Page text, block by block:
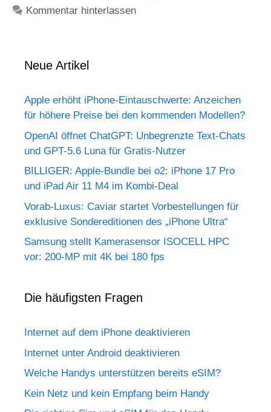
Kommentar hinterlassen
Neue Artikel
Apple erhöht iPhone-Eintauschwerte: Anzeichen
für höhere Preise bei den kommenden Modellen?
OpenAI öffnet ChatGPT: Unbegrenzte Text-Chats
und GPT-5.6 Luna für Gratis-Nutzer
BILLIGER: Apple-Bundle bei o2: iPhone 17 Pro
und iPad Air 11 M4 im Kombi-Deal
Vorab-Luxus: Caviar startet Vorbestellungen für
exklusive Sondereditionen des „iPhone Ultra“
Samsung stellt Kamerasensor ISOCELL HPC
vor: 200-MP mit 4K bei 180 fps
Die häufigsten Fragen
Internet auf dem iPhone deaktivieren
Internet unter Android deaktivieren
Welche Handys unterstützen bereits eSIM?
Kein Netz und kein Empfang beim Handy